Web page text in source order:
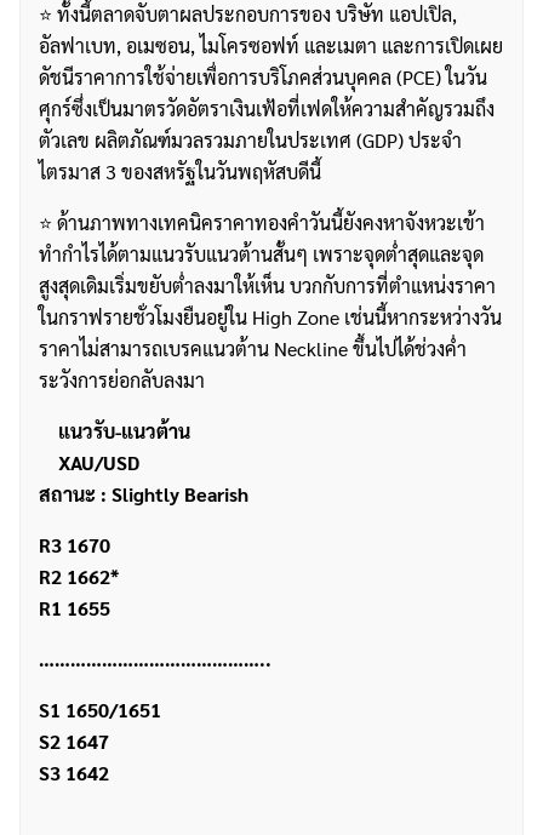
⭐️ ทั้งนี้ตลาดจับตาผลประกอบการของ บริษัท แอปเปิล,
อัลฟาเบท, อเมซอน, ไมโครซอฟท์ และเมตา และการเปิดเผย
ดัชนีราคาการใช้จ่ายเพื่อการบริโภคส่วนบุคคล (PCE) ในวัน
ศุกร์ซึ่งเป็นมาตรวัดอัตราเงินเฟ้อที่เฟดให้ความสำคัญรวมถึง
ตัวเลข ผลิตภัณฑ์มวลรวมภายในประเทศ (GDP) ประจำ
ไตรมาส 3 ของสหรัฐในวันพฤหัสบดีนี้
⭐️ ด้านภาพทางเทคนิคราคาทองคำวันนี้ยังคงหาจังหวะเข้า
ทำกำไรได้ตามแนวรับแนวต้านสั้นๆ เพราะจุดต่ำสุดและจุด
สูงสุดเดิมเริ่มขยับต่ำลงมาให้เห็น บวกกับการที่ตำแหน่งราคา
ในกราฟรายชั่วโมงยืนอยู่ใน High Zone เช่นนี้หากระหว่างวัน
ราคาไม่สามารถเบรคแนวต้าน Neckline ขึ้นไปได้ช่วงค่ำ
ระวังการย่อกลับลงมา
แนวรับ-แนวต้าน
XAU/USD
สถานะ : Slightly Bearish
R3 1670
R2 1662*
R1 1655
……………………………………..
S1 1650/1651
S2 1647
S3 1642